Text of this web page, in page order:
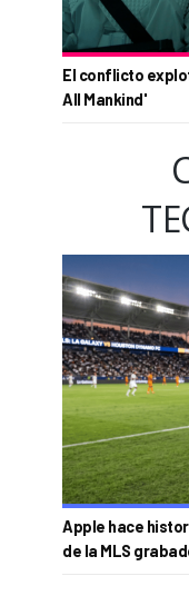
El conflicto
All Mankind'
Apple hace
de la MLS